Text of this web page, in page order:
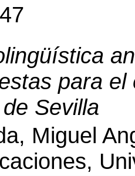
para
Sevilla
Miguel